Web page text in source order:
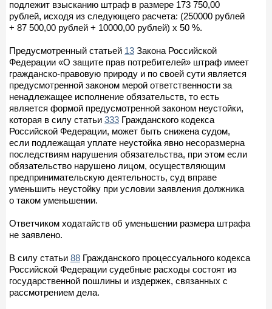
подлежит взысканию штраф в размере 173 750,00
рублей, исходя из следующего расчета: (250000 рублей
+ 87 500,00 рублей + 10000,00 рублей) х 50 %.
Предусмотренный статьей 13 Закона Российской
Федерации «О защите прав потребителей» штраф имеет
гражданско-правовую природу и по своей сути является
предусмотренной законом мерой ответственности за
ненадлежащее исполнение обязательств, то есть
является формой предусмотренной законом неустойки,
которая в силу статьи 333 Гражданского кодекса
Российской Федерации, может быть снижена судом,
если подлежащая уплате неустойка явно несоразмерна
последствиям нарушения обязательства, при этом если
обязательство нарушено лицом, осуществляющим
предпринимательскую деятельность, суд вправе
уменьшить неустойку при условии заявления должника
о таком уменьшении.
Ответчиком ходатайств об уменьшении размера штрафа
не заявлено.
В силу статьи 88 Гражданского процессуального кодекса
Российской Федерации судебные расходы состоят из
государственной пошлины и издержек, связанных с
рассмотрением дела.